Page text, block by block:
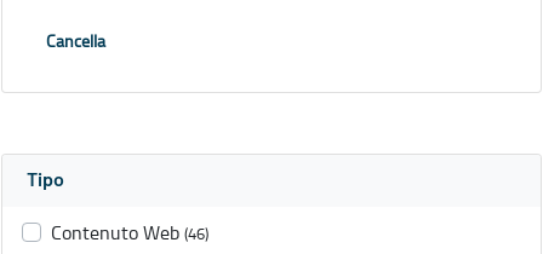
Cancella
Tipo
Contenuto Web (46)